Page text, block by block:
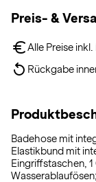
Preis- &
Alle Preise
Rückgabe
Badehose mit
Elastikbund mit
Eingriffstaschen,